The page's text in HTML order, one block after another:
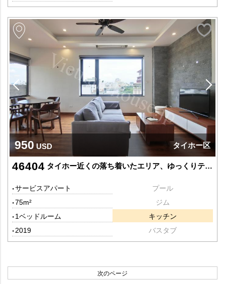
950 USD タイホー区
46404 タイホー近くの落ち着いたエリア、ゆっくりテラスで過ごせる物件です
サービスアパート
75m²
1ベッドルーム
2019
プール
ジム
キッチン
バスタブ
次のページ